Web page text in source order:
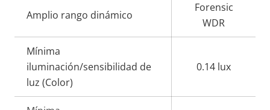
Amplio rango dinámico
Forensic
WDR
Mínima
iluminación/sensibilidad de
luz (Color)
0.14 lux